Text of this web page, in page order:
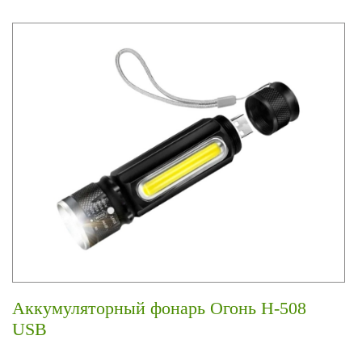
Аккумуляторный фонарь Огонь H-508
USB